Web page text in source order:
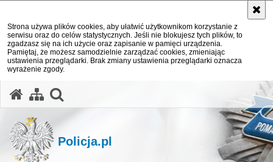
Strona używa plików cookies, aby ułatwić użytkownikom korzystanie z
serwisu oraz do celów statystycznych. Jeśli nie blokujesz tych plików, to
zgadzasz się na ich użycie oraz zapisanie w pamięci urządzenia.
Pamiętaj, że możesz samodzielnie zarządzać cookies, zmieniając
ustawienia przeglądarki. Brak zmiany ustawienia przeglądarki oznacza
wyrażenie zgody.
Policja.pl